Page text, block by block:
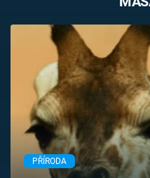
Témata
Pořady
TV Program
Časopis
PŘÍRODA